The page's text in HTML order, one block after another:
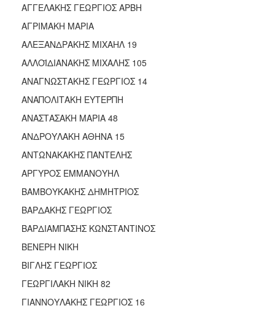
ΑΓΓΕΛΑΚΗΣ ΓΕΩΡΓΙΟΣ ΑΡΒΗ
ΑΓΡΙΜΑΚΗ ΜΑΡΙΑ
ΑΛΕΞΑΝΔΡΑΚΗΣ ΜΙΧΑΗΛ 19
ΑΛΛΟΪΔΙΑΝΑΚΗΣ ΜΙΧΑΛΗΣ 105
ΑΝΑΓΝΩΣΤΑΚΗΣ ΓΕΩΡΓΙΟΣ 14
ΑΝΑΠΟΛΙΤΑΚΗ ΕΥΤΕΡΠΗ
ΑΝΑΣΤΑΣΑΚΗ ΜΑΡΙΑ 48
ΑΝΔΡΟΥΛΑΚΗ ΑΘΗΝΑ 15
ΑΝΤΩΝΑΚΑΚΗΣ ΠΑΝΤΕΛΗΣ
ΑΡΓΥΡΟΣ ΕΜΜΑΝΟΥΗΛ
ΒΑΜΒΟΥΚΑΚΗΣ ΔΗΜΗΤΡΙΟΣ
ΒΑΡΔΑΚΗΣ ΓΕΩΡΓΙΟΣ
ΒΑΡΔΙΑΜΠΑΣΗΣ ΚΩΝΣΤΑΝΤΙΝΟΣ
ΒΕΝΕΡΗ ΝΙΚΗ
ΒΙΓΛΗΣ ΓΕΩΡΓΙΟΣ
ΓΕΩΡΓΙΛΑΚΗ ΝΙΚΗ 82
ΓΙΑΝΝΟΥΛΑΚΗΣ ΓΕΩΡΓΙΟΣ 16